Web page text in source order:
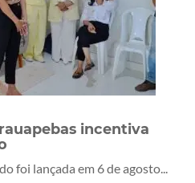
incentiva
foi lançada em 6 de agosto...